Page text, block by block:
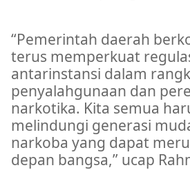
“Pemerintah daerah
terus memperkuat
antarinstansi dalam
penyalahgunaan dan
narkotika. Kita semua
melindungi generasi
narkoba yang dapat
depan bangsa,” ucap